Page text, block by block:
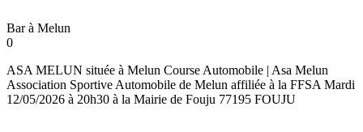
Bar à Melun
0
ASA MELUN située à Melun Course Automobile | Asa Melun
Association Sportive Automobile de Melun affiliée à la FFSA Mardi
12/05/2026 à 20h30 à la Mairie de Fouju 77195 FOUJU